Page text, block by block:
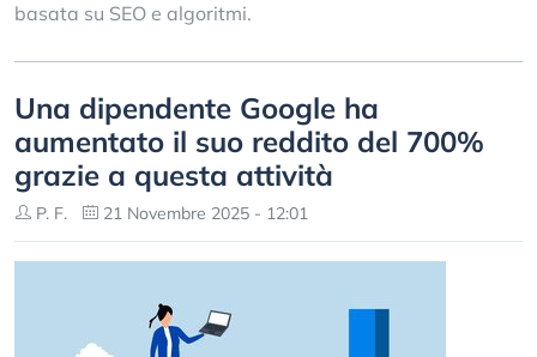
basata su SEO e algoritmi.
Una dipendente Google ha
aumentato il suo reddito del 700%
grazie a questa attività
P. F. 21 Novembre 2025 - 12:01